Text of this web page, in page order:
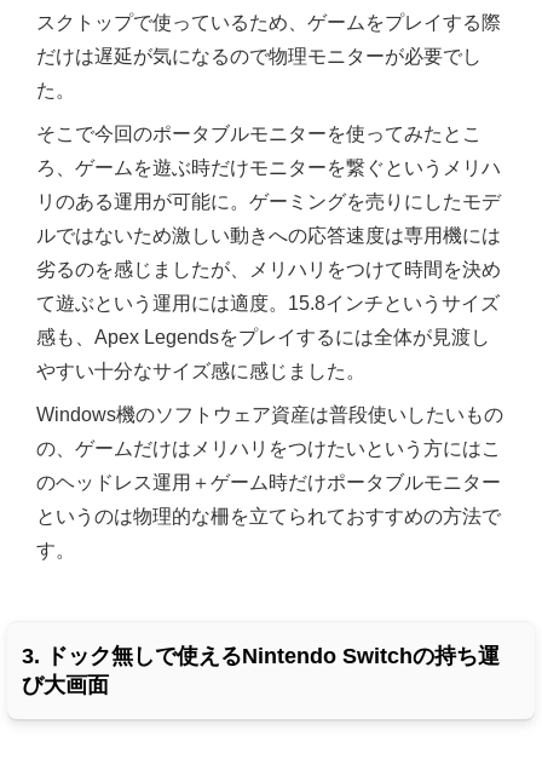
スクトップで使っているため、ゲームをプレイする際
だけは遅延が気になるので物理モニターが必要でし
た。
そこで今回のポータブルモニターを使ってみたとこ
ろ、ゲームを遊ぶ時だけモニターを繋ぐというメリハ
リのある運用が可能に。ゲーミングを売りにしたモデ
ルではないため激しい動きへの応答速度は専用機には
劣るのを感じましたが、メリハリをつけて時間を決め
て遊ぶという運用には適度。15.8インチというサイズ
感も、Apex Legendsをプレイするには全体が見渡し
やすい十分なサイズ感に感じました。
Windows機のソフトウェア資産は普段使いしたいもの
の、ゲームだけはメリハリをつけたいという方にはこ
のヘッドレス運用＋ゲーム時だけポータブルモニター
というのは物理的な柵を立てられておすすめの方法で
す。
3. ドック無しで使えるNintendo Switchの持ち運
び大画面